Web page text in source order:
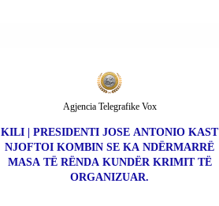
KILI | PRESIDENTI JOSE ANTONIO KAST
NJOFTOI KOMBIN SE KA NDËRMARRË
MASA TË RËNDA KUNDËR KRIMIT TË
ORGANIZUAR.
Agjencia Telegrafike Vox